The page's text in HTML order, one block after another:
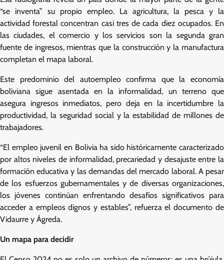
“se inventa” su propio empleo. La agricultura, la pesca y la
actividad forestal concentran casi tres de cada diez ocupados. En
las ciudades, el comercio y los servicios son la segunda gran
fuente de ingresos, mientras que la construcción y la manufactura
completan el mapa laboral.
Este predominio del autoempleo confirma que la economía
boliviana sigue asentada en la informalidad, un terreno que
asegura ingresos inmediatos, pero deja en la incertidumbre la
productividad, la seguridad social y la estabilidad de millones de
trabajadores.
“El empleo juvenil en Bolivia ha sido históricamente caracterizado
por altos niveles de informalidad, precariedad y desajuste entre la
formación educativa y las demandas del mercado laboral. A pesar
de los esfuerzos gubernamentales y de diversas organizaciones,
los jóvenes continúan enfrentando desafíos significativos para
acceder a empleos dignos y estables”, refuerza el documento de
Vidaurre y Ágreda.
Un mapa para decidir